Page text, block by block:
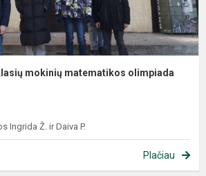
mokinių matematikos olimpiada
Ingrida Ž. ir Daiva P.
Plačiau